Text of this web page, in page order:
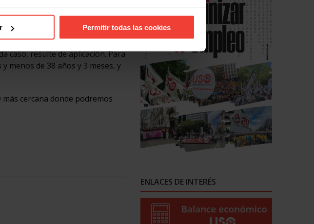
Permitir todas las cookies
la edad legal de jubilación
causante una edad que sea
caso, resulte de aplicación. Para
menos de 38 años y 3 meses, y
más cercana donde podremos
ENLACES DE INTERÉS